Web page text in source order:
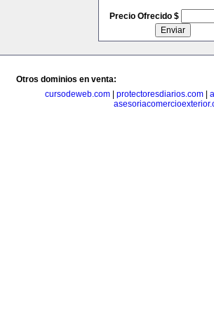
Precio Ofrecido $
Otros dominios en venta:
cursodeweb.com
protectoresdiarios.com